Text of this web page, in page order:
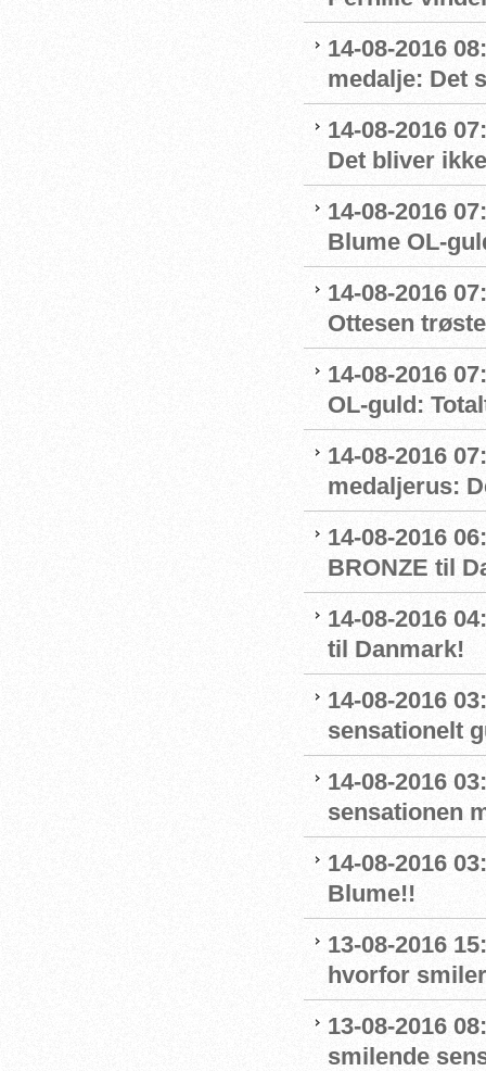
14-08-2016
medalje: Det
14-08-2016
Det bliver
14-08-2016
Blume OL-
14-08-2016
Ottesen
14-08-2016
OL-guld:
14-08-2016
medaljerus:
14-08-2016
BRONZE til
14-08-2016
til Danmark!
14-08-2016
sensationelt
14-08-2016
sensationen
14-08-2016
Blume!!
13-08-2016
hvorfor
13-08-2016
smilende